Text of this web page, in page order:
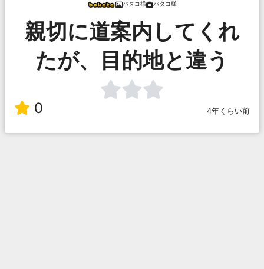
バタコ様 バタコ様
親切に道案内してくれ
たが、目的地と違う
0 4年くらい前